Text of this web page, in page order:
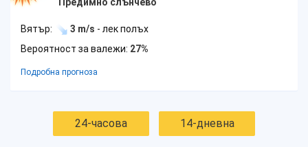
Вятър: 3 m/s - лек полъх
Вероятност за валежи: 27%
Подробна прогноза
24-часова 14-дневна